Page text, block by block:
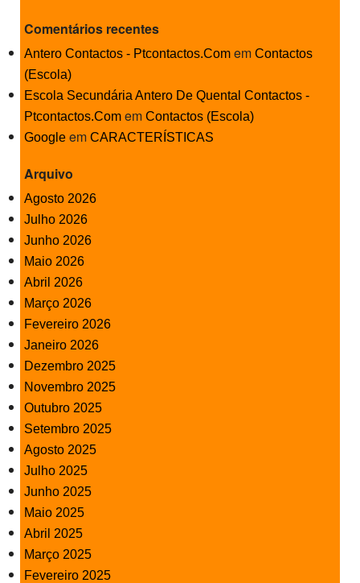
Comentários recentes
Antero Contactos - Ptcontactos.Com em Contactos
(Escola)
Escola Secundária Antero De Quental Contactos -
Ptcontactos.Com em Contactos (Escola)
Google em CARACTERÍSTICAS
Arquivo
Agosto 2026
Julho 2026
Junho 2026
Maio 2026
Abril 2026
Março 2026
Fevereiro 2026
Janeiro 2026
Dezembro 2025
Novembro 2025
Outubro 2025
Setembro 2025
Agosto 2025
Julho 2025
Junho 2025
Maio 2025
Abril 2025
Março 2025
Fevereiro 2025